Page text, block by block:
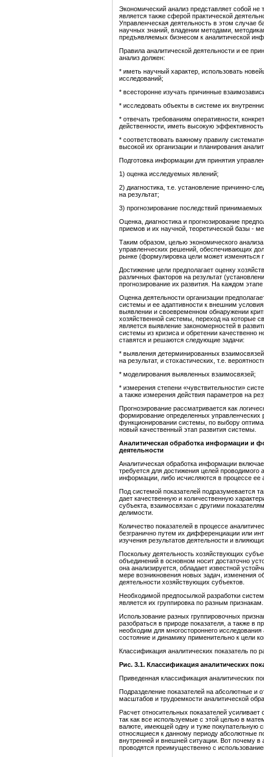
Экономический анализ представляет собой
является также сферой практической
Управленческая деятельность в этом случае
научных знаний, владении методами,
предъявляемых бизнесом к аналитической
Правила аналитической деятельности и ее
анализ должен:
* иметь научный характер, использовать
исследований;
* всесторонне изучать причинные
* исследовать объекты в системе их
* отвечать требованиям оперативности,
действенности, иметь высокую
* соответствовать важному правилу
высокой их организации и планирования
Подготовка информации для принятия
1) оценка исследуемых явлений;
2) диагностика, т.е. установление причинно-
на результат;
3) прогнозирование последствий
Оценка, диагностика и прогнозирование
приемов и их научной, теоретической базы -
Таким образом, целью экономического
управленческих решений, обеспечивающих
рынке (формулировка цели может изменяться
Достижение цели предполагает оценку
различных факторов на результат
прогнозирование их развития. На каждом
Оценка деятельности организации
системы и ее адаптивности к внешним
выявлении и своевременном обнаружении
хозяйственной системы, переход на которые
является выявление закономерностей в
системы из кризиса и обретении качественно
ставятся и решаются следующие задачи:
* выявления детерминированных
на результат, и стохастических, т.е.
* моделирования выявленных взаимосвязей;
* измерения степени «чувствительности»
а также измерения действия параметров на
Прогнозирование рассматривается как
формирование определенных
функционировании системы, по выбору
новый качественный этап развития системы.
Аналитическая обработка информации и
деятельности
Аналитическая обработка информации
требуется для достижения целей проводимого
информации, либо исчисляются в процессе ее
Под системой показателей подразумевается
дает качественную и количественную
субъекта, взаимосвязан с другими
делимости.
Количество показателей в процессе
безгранично путем их дифференциации или
изучения результатов деятельности и
Поскольку деятельность хозяйствующих
объединений в основном носит достаточно
она анализируется, обладает известной
мере возникновения новых задач, изменения
деятельности хозяйствующих субъектов.
Необходимой предпосылкой разработки
является их группировка по разным признакам.
Использование разных группировочных
разобраться в природе показателя, а также в
необходим для многостороннего
состояние и динамику применительно к цели
Классификация аналитических показатель по
Рис. 3.1. Классификация аналитических
Приведенная классификация аналитических
Подразделение показателей на абсолютные и
масштабов и трудоемкости аналитической
Расчет относительных показателей
так как все используемые с этой целью в
валюте, имеющей одну и туже покупательную
относящиеся к данному периоду абсолютные
внутренней и внешней ситуации. Вот почему в
проводятся преимущественно с